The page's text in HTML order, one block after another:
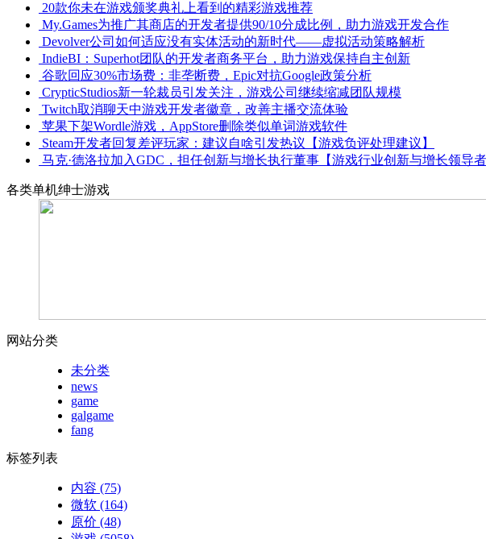
20款你未在游戏颁奖典礼上看到的精彩游戏推荐
My.Games为推广其商店的开发者提供90/10分成比例，助力游戏开发合作
Devolver公司如何适应没有实体活动的新时代——虚拟活动策略解析
IndieBI：Superhot团队的开发者商务平台，助力游戏保持自主创新
谷歌回应30%市场费：非垄断费，Epic对抗Google政策分析
CrypticStudios新一轮裁员引发关注，游戏公司继续缩减团队规模
Twitch取消聊天中游戏开发者徽章，改善主播交流体验
苹果下架Wordle游戏，AppStore删除类似单词游戏软件
Steam开发者回复差评玩家：建议自啥引发热议【游戏负评处理建议】
马克·德洛拉加入GDC，担任创新与增长执行董事【游戏行业创新与增长领导者
各类单机绅士游戏
网站分类
未分类
news
game
galgame
fang
标签列表
内容 (75)
微软 (164)
原价 (48)